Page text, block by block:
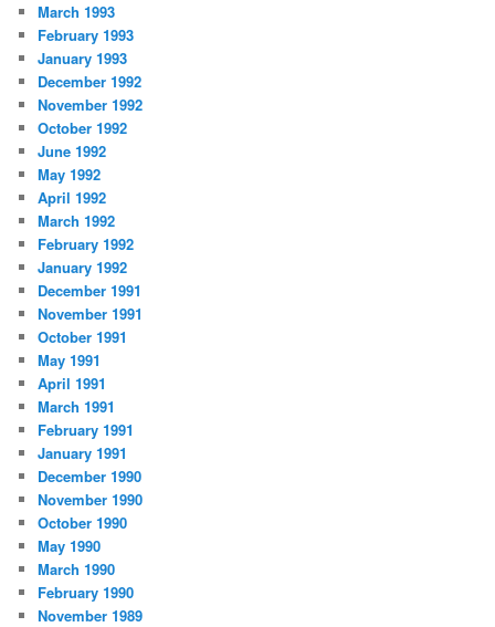
March 1993
February 1993
January 1993
December 1992
November 1992
October 1992
June 1992
May 1992
April 1992
March 1992
February 1992
January 1992
December 1991
November 1991
October 1991
May 1991
April 1991
March 1991
February 1991
January 1991
December 1990
November 1990
October 1990
May 1990
March 1990
February 1990
November 1989